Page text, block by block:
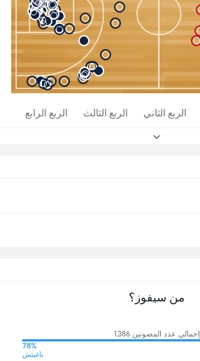
الربع الثاني الربع الثالث الربع الرابع
من سيفوز؟
إجمالي عدد المصوتين 1,386
78%
ناغيتش